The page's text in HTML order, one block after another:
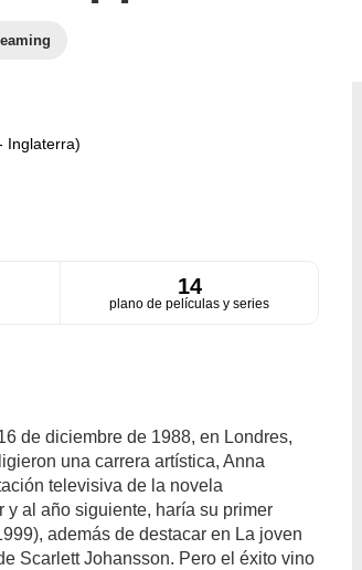
Inglaterra)
14
plano de películas y series
de diciembre de 1988, en Londres,
una carrera artística, Anna
televisiva de la novela
y al año siguiente, haría su primer
además de destacar en La joven
Scarlett Johansson. Pero el éxito vino